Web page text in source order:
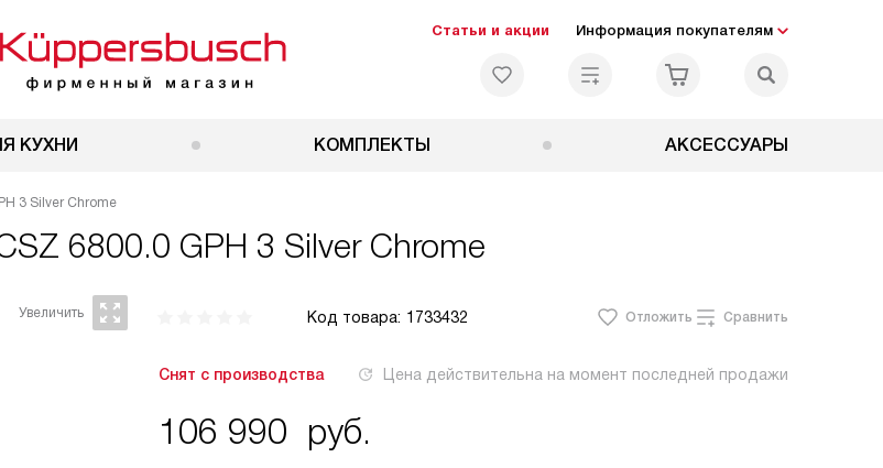
Статьи и акции Информация покупателям
КУХНИ КОМПЛЕКТЫ АКСЕССУАРЫ
3 Silver Chrome
6800.0 GPH 3 Silver Chrome
Код товара: 1733432 Отложить Сравнить
Снят с производства Цена действительна на момент последней продажи
106 990 руб.